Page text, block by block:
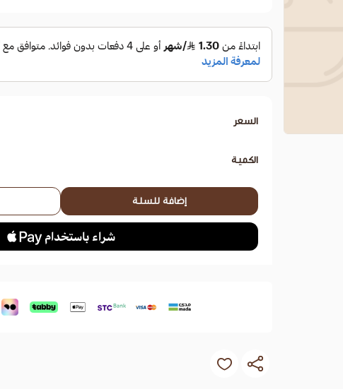
السعر
الكمية
إضافة للسلة